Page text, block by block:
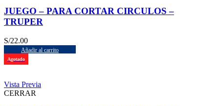
JUEGO – PARA CORTAR CIRCULOS –
TRUPER
S/22.00
Añadir al carrito
Agotado
Vista Previa
CERRAR